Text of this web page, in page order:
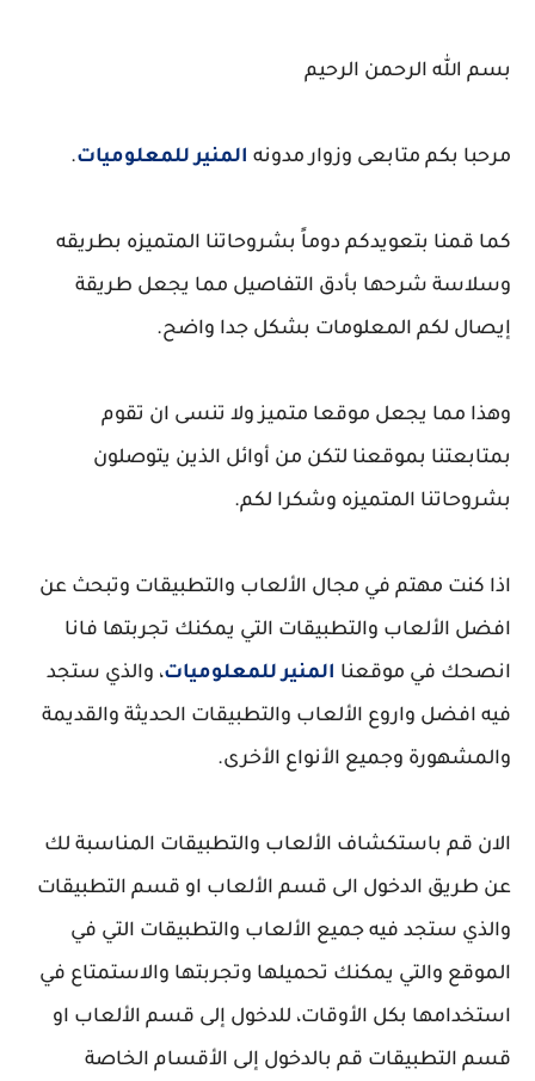
بسم الله الرحمن الرحيم
مرحبا بكم متابعى وزوار مدونه المنير للمعلوميات.
كما قمنا بتعويدكم دوماً بشروحاتنا المتميزه بطريقه
وسلاسة شرحها بأدق التفاصيل مما يجعل طريقة
إيصال لكم المعلومات بشكل جدا واضح.
وهذا مما يجعل موقعا متميز ولا تنسى ان تقوم
بمتابعتنا بموقعنا لتكن من أوائل الذين يتوصلون
بشروحاتنا المتميزه وشكرا لكم.
اذا كنت مهتم في مجال الألعاب والتطبيقات وتبحث عن
افضل الألعاب والتطبيقات التي يمكنك تجربتها فانا
انصحك في موقعنا المنير للمعلوميات، والذي ستجد
فيه افضل واروع الألعاب والتطبيقات الحديثة والقديمة
والمشهورة وجميع الأنواع الأخرى.
الان قم باستكشاف الألعاب والتطبيقات المناسبة لك
عن طريق الدخول الى قسم الألعاب او قسم التطبيقات
والذي ستجد فيه جميع الألعاب والتطبيقات التي في
الموقع والتي يمكنك تحميلها وتجربتها والاستمتاع في
استخدامها بكل الأوقات، للدخول إلى قسم الألعاب او
قسم التطبيقات قم بالدخول إلى الأقسام الخاصة